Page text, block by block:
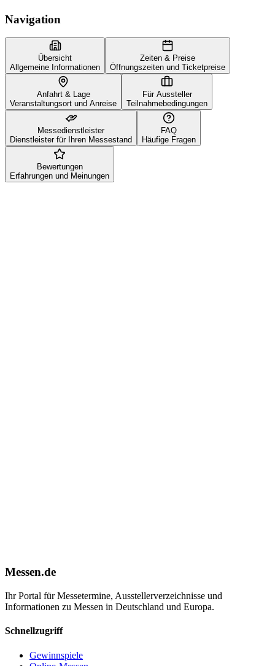
Navigation
Übersicht
Allgemeine Informationen
Zeiten & Preise
Öffnungszeiten und Ticketpreise
Anfahrt & Lage
Veranstaltungsort und Anreise
Für Aussteller
Teilnahmebedingungen
Messedienstleister
Dienstleister für Ihren Messestand
FAQ
Häufige Fragen
Bewertungen
Erfahrungen und Meinungen
Messen.de
Ihr Portal für Messetermine, Ausstellerverzeichnisse und
Informationen zu Messen in Deutschland und Europa.
Schnellzugriff
Gewinnspiele